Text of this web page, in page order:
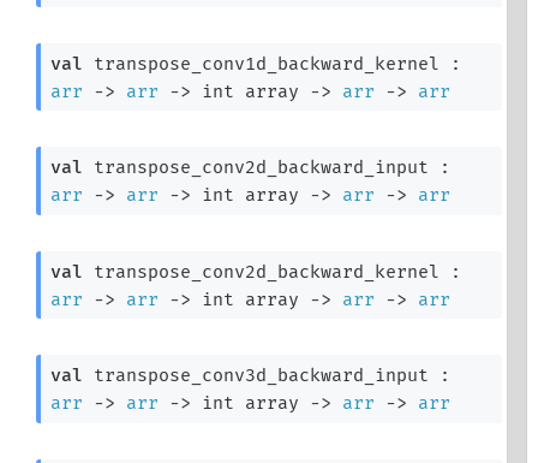
val
arr
-> arr -> int array -> arr -> arr
val
arr
-> arr -> int array -> arr -> arr
val
arr
-> arr -> int array -> arr -> arr
val
arr
-> arr -> int array -> arr -> arr